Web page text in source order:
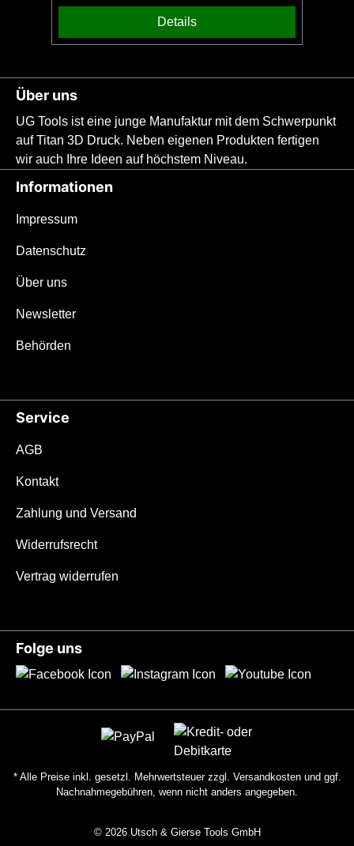
geringen Gewichts von nur 80 Gramm, so
stabil wie ein Full-Tang der gleichen
Länge. Damit ist das TiNy der perfekte
Messer mit beeindruckender
Stabilität.ACHTUNG: Dieses Messer wird
hier ohne Scheide angeboten.Features &
SpezifikationenFeaturesStabil wie ein
Full-Tang bei nur 80 Gramm Gewicht
Gebrauch entwickelt 3D-gedruckter, innen
Muster“ für S-XL Hände 10 cm Droppoint-
maximale SicherheitVersenkte Lanyard-
Germany SpezifikationenGesamtgewicht:
Titan Griffgewicht: 38 g Das Messer im
im Floe-Muster ermöglicht durch die
Handhabung selbst bei Schweiß, Nässe
und Kälte. Zusammen mit dem
ein Maximum an Sicherheit. Mit einem
Winter sorgt die geringe Masse mit der
schlechten Wärmeleitfähigkeit des Titans
dafür, dass der Griff auch bei nasskalten
auf Körpertemperatur ist und somit unter
allen Klimabedingungen einsetzbar ist.
Wir empfehlen diesen Griff für
Tiny mit 100 mm Droppoint Klinge aus
Details
Über uns
UG Tools ist eine junge Manufaktur mit dem Schwerpunkt
auf Titan 3D Druck. Neben eigenen Produkten fertigen
wir auch Ihre Ideen auf höchstem Niveau.
Informationen
Impressum
Datenschutz
Über uns
Newsletter
Behörden
Service
AGB
Kontakt
Zahlung und Versand
Widerrufsrecht
Vertrag widerrufen
Folge uns
* Alle Preise inkl. gesetzl. Mehrwertsteuer zzgl. Versandkostenund ggf.
Nachnahmegebühren, wenn nicht anders angegeben.
© 2026 Utsch & Gierse Tools GmbH